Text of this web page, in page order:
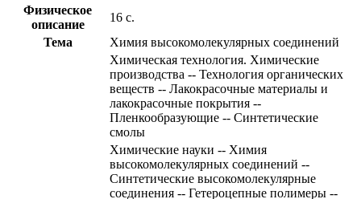
Физическое
описание
16 с.
Тема
Химия высокомолекулярных соединений
Химическая технология. Химические
производства -- Технология органических
веществ -- Лакокрасочные материалы и
лакокрасочные покрытия --
Пленкообразующие -- Синтетические
смолы
Химические науки -- Химия
высокомолекулярных соединений --
Синтетические высокомолекулярные
соединения -- Гетероцепные полимеры --